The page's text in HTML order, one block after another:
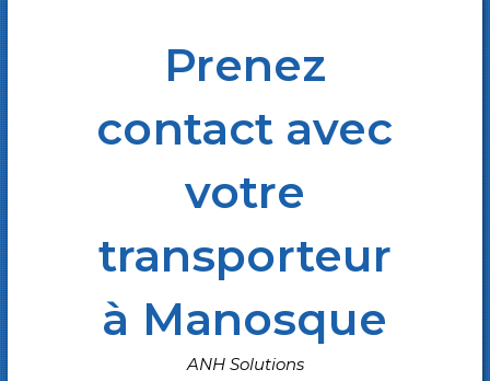
Prenez
contact avec
votre
transporteur
à Manosque
ANH Solutions